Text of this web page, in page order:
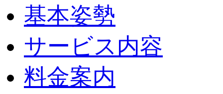
基本姿勢
サービス内容
料金案内